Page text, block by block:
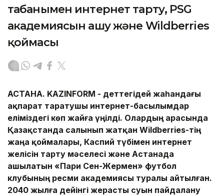
табанымен интернет тарту, PSG
академиясын ашу және Wildberries
қоймасы
АСТАНА. KAZINFORM - Әдеттегідей жаһандағы
ақпарат таратушы интернет-басылымдар
еліміздегі көп жайға үңілді. Олардың арасында
Қазақстанда салынып жатқан Wildberries-тің
жаңа қоймалары, Каспий түбімен интернет
желісін тарту мәселесі және Астанада
ашылатын «Пари Сен-Жермен» футбол
клубының ресми академиясы туралы айтылған.
2040 жылға дейінгі жерасты суын пайдалану